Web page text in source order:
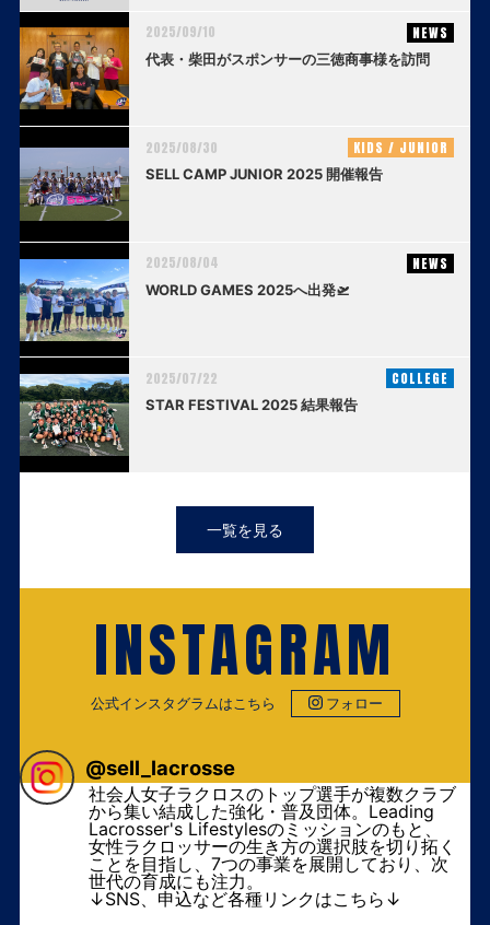
2025/09/10 NEWS
代表・柴田がスポンサーの三徳商事様を訪問
2025/08/30 KIDS / JUNIOR
SELL CAMP JUNIOR 2025 開催報告
2025/08/04 NEWS
WORLD GAMES 2025へ出発🛫
2025/07/22 COLLEGE
STAR FESTIVAL 2025 結果報告
一覧を見る
INSTAGRAM
公式インスタグラムはこちら フォロー
@sell_lacrosse
社会人女子ラクロスのトップ選手が複数クラブ
から集い結成した強化・普及団体。Leading
Lacrosser's Lifestylesのミッションのもと、
女性ラクロッサーの生き方の選択肢を切り拓く
ことを目指し、7つの事業を展開しており、次
世代の育成にも注力。
↓SNS、申込など各種リンクはこちら↓